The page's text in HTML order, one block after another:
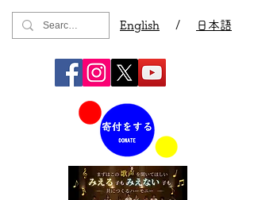
English / 日本語